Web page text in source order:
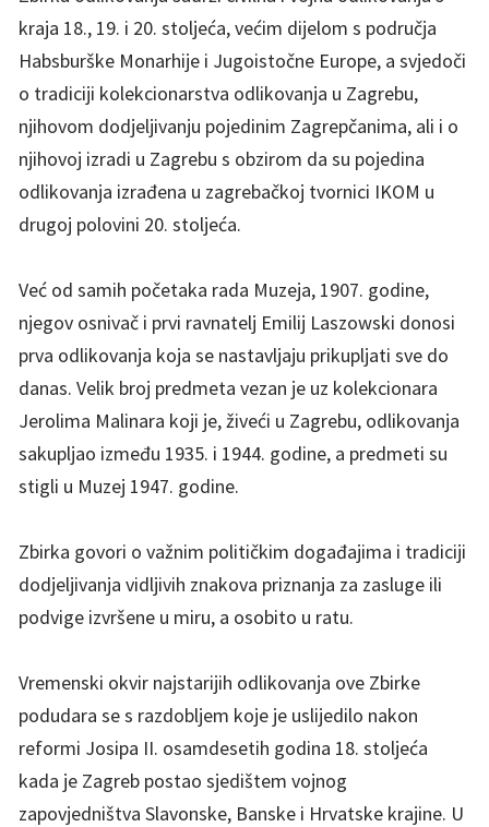
kraja 18., 19. i 20. stoljeća, većim dijelom s područja
Habsburške Monarhije i Jugoistočne Europe, a svjedoči
o tradiciji kolekcionarstva odlikovanja u Zagrebu,
njihovom dodjeljivanju pojedinim Zagrepčanima, ali i o
njihovoj izradi u Zagrebu s obzirom da su pojedina
odlikovanja izrađena u zagrebačkoj tvornici IKOM u
drugoj polovini 20. stoljeća.
Već od samih početaka rada Muzeja, 1907. godine,
njegov osnivač i prvi ravnatelj Emilij Laszowski donosi
prva odlikovanja koja se nastavljaju prikupljati sve do
danas. Velik broj predmeta vezan je uz kolekcionara
Jerolima Malinara koji je, živeći u Zagrebu, odlikovanja
sakupljao između 1935. i 1944. godine, a predmeti su
stigli u Muzej 1947. godine.
Zbirka govori o važnim političkim događajima i tradiciji
dodjeljivanja vidljivih znakova priznanja za zasluge ili
podvige izvršene u miru, a osobito u ratu.
Vremenski okvir najstarijih odlikovanja ove Zbirke
podudara se s razdobljem koje je uslijedilo nakon
reformi Josipa II. osamdesetih godina 18. stoljeća
kada je Zagreb postao sjedištem vojnog
zapovjedništva Slavonske, Banske i Hrvatske krajine. U